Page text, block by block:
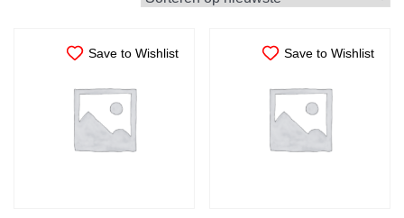
nieuwste
Save to Wishlist Save to Wishlist